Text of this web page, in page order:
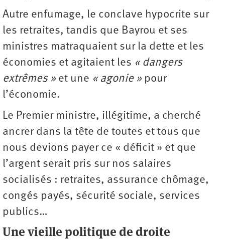
Autre enfumage, le conclave hypocrite sur
les retraites, tandis que Bayrou et ses
ministres matraquaient sur la dette et les
économies et agitaient les « dangers
extrêmes » et une « agonie » pour
l’économie.
Le Premier ministre, illégitime, a cherché
ancrer dans la tête de toutes et tous que
nous devions payer ce « déficit » et que
l’argent serait pris sur nos salaires
socialisés : retraites, assurance chômage,
congés payés, sécurité sociale, services
publics…
Une vieille politique de droite